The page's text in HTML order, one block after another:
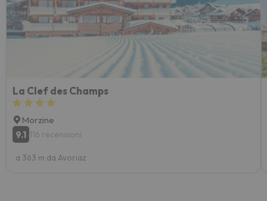
La Clef des Champs
Morzine
9.1 116 recensioni
a 363 m da Avoriaz